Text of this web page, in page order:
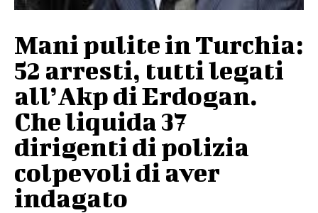
Mani pulite in Turchia:
52 arresti, tutti legati
all’Akp di Erdogan.
Che liquida 37
dirigenti di polizia
colpevoli di aver
indagato